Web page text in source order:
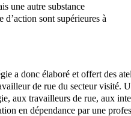
une autre substance
sont supérieures à
a donc élaboré et offert des
de rue du secteur visité.
aux travailleurs de rue, aux
en dépendance par une